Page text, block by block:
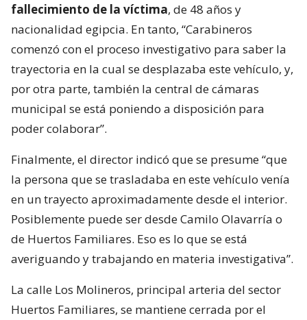
fallecimiento de la víctima, de 48 años y
nacionalidad egipcia. En tanto, “Carabineros
comenzó con el proceso investigativo para saber la
trayectoria en la cual se desplazaba este vehículo, y,
por otra parte, también la central de cámaras
municipal se está poniendo a disposición para
poder colaborar”.
Finalmente, el director indicó que se presume “que
la persona que se trasladaba en este vehículo venía
en un trayecto aproximadamente desde el interior.
Posiblemente puede ser desde Camilo Olavarría o
de Huertos Familiares. Eso es lo que se está
averiguando y trabajando en materia investigativa”.
La calle Los Molineros, principal arteria del sector
Huertos Familiares, se mantiene cerrada por el